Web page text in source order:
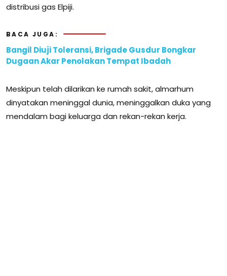
distribusi gas Elpiji.
BACA JUGA:
Bangil Diuji Toleransi, Brigade Gusdur Bongkar
Dugaan Akar Penolakan Tempat Ibadah
Meskipun telah dilarikan ke rumah sakit, almarhum
dinyatakan meninggal dunia, meninggalkan duka yang
mendalam bagi keluarga dan rekan-rekan kerja.